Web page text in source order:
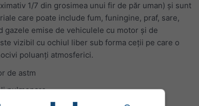
1/7 din grosimea unui fir de păr uman) și sunt
care poate include fum, funingine, praf, sare,
gazele emise de vehiculele cu motor și de
vizibil cu ochiul liber sub forma ceții pe care o
poluanți atmosferici.
de astm
pulmonare